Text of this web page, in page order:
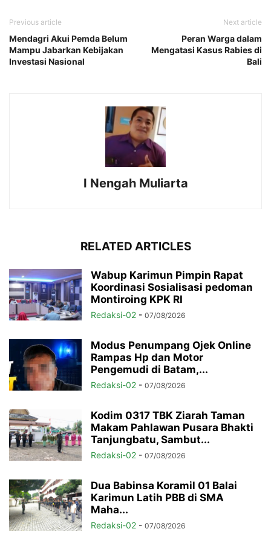
Previous article
Mendagri Akui Pemda Belum
Mampu Jabarkan Kebijakan
Investasi Nasional
Next article
Peran Warga dalam
Mengatasi Kasus Rabies di
Bali
I Nengah Muliarta
RELATED ARTICLES
Wabup Karimun Pimpin Rapat
Koordinasi Sosialisasi pedoman
Montiroing KPK RI
Redaksi-02 - 07/08/2026
Modus Penumpang Ojek Online
Rampas Hp dan Motor
Pengemudi di Batam,...
Redaksi-02 - 07/08/2026
Kodim 0317 TBK Ziarah Taman
Makam Pahlawan Pusara Bhakti
Tanjungbatu, Sambut...
Redaksi-02 - 07/08/2026
Dua Babinsa Koramil 01 Balai
Karimun Latih PBB di SMA
Maha...
Redaksi-02 - 07/08/2026